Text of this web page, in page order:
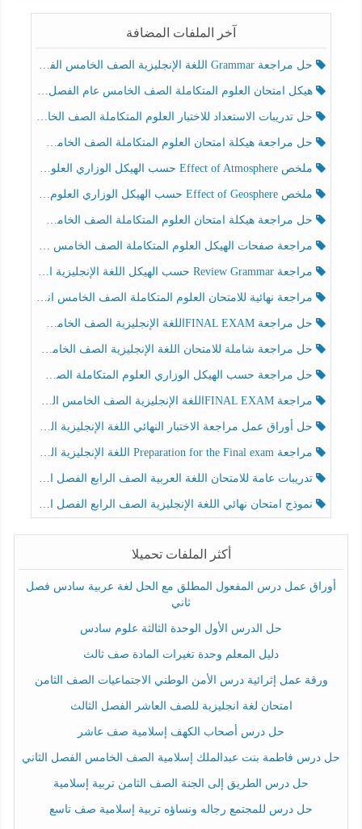
آخر الملفات المضافة
حل مراجعة Grammar اللغة الإنجليزية الصف الخامس الفصل الثالث
هيكل امتحان العلوم المتكاملة الصف الخامس عام الفصل الدراسي الثالث 2025-2026
حل تدريبات الاستعداد للاختبار العلوم المتكاملة الصف الخامس عام الفصل الثالث
حل مراجعة هيكلة امتحان العلوم المتكاملة الصف الخامس انسبير الفصل الثالث
ملخص Effect of Atmosphere حسب الهيكل الوزاري العلوم المتكاملة الصف الخامس انسبير الفصل الثالث
ملخص Effect of Geosphere حسب الهيكل الوزاري العلوم المتكاملة الصف الخامس انسبير الفصل الثالث
حل مراجعة هيكلة امتحان العلوم المتكاملة الصف الخامس عام الفصل الثالث
مراجعة صفحات الهيكل العلوم المتكاملة الصف الخامس انسبير الفصل الثالث
مراجعة Review Grammar حسب الهيكل اللغة الإنجليزية الصف الخامس الفصل الثالث
مراجعة نهائية للامتحان العلوم المتكاملة الصف الخامس انسبير الفصل الثالث
حل مراجعة FINAL EXAMاللغة الإنجليزية الصف الخامس الفصل الثالث
حل مراجعة شاملة للامتحان اللغة الإنجليزية الصف الخامس الفصل الثالث
حل مراجعة حسب الهيكل الوزاري العلوم المتكاملة الصف الخامس عام الفصل الثالث
مراجعة FINAL EXAMاللغة الإنجليزية الصف الخامس الفصل الثالث
حل أوراق عمل مراجعة الاختبار النهائي اللغة الإنجليزية الصف الرابع الفصل الثالث
مراجعة Preparation for the Final exam اللغة الإنجليزية الصف الرابع الفصل الثالث
تدريبات عامة للامتحان اللغة العربية الصف الرابع الفصل الثالث
نموذج امتحان نهائي اللغة الإنجليزية الصف الرابع الفصل الثالث
أكثر الملفات تحميلا
أوراق عمل درس المفعول المطلق مع الحل لغة عربية سادس فصل
ثاني
حل الدرس الأول الوحدة الثالثة علوم سادس
دليل المعلم وحدة تغيرات المادة صف ثالث
ورقة عمل إثرائية درس الأمن الوطني الاجتماعيات الصف الثامن
امتحان لغة انجليزية للصف العاشر الفصل الثالث
حل درس أصحاب الكهف إسلامية صف عاشر
حل درس فاطمة بنت عبدالملك إسلامية الصف الخامس الفصل الثاني
حل درس الطريق إلى الجنة الصف الثامن تربية إسلامية
حل درس للمجتمع رجاله ونساؤه تربية إسلامية صف تاسع